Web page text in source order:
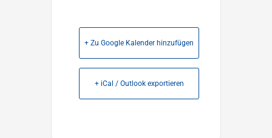
+ Zu Google Kalender hinzufügen
+ iCal / Outlook exportieren